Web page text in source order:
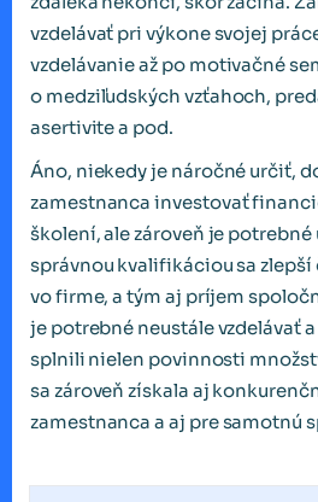
vzdelávať pri výkone svojej
vzdelávanie až po motivačné
o medziľudských vzťahoch,
asertivite a pod.
Áno, niekedy je náročné určiť,
zamestnanca investovať
školení, ale zároveň je potrebné
správnou kvalifikáciou sa
vo firme, a tým aj príjem
je potrebné neustále vzdelávať
splnili nielen povinnosti
sa zároveň získala aj
zamestnanca a aj pre samotnú